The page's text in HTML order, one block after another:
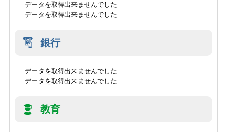
データを取得出来ませんでした
データを取得出来ませんでした
銀行
データを取得出来ませんでした
データを取得出来ませんでした
教育